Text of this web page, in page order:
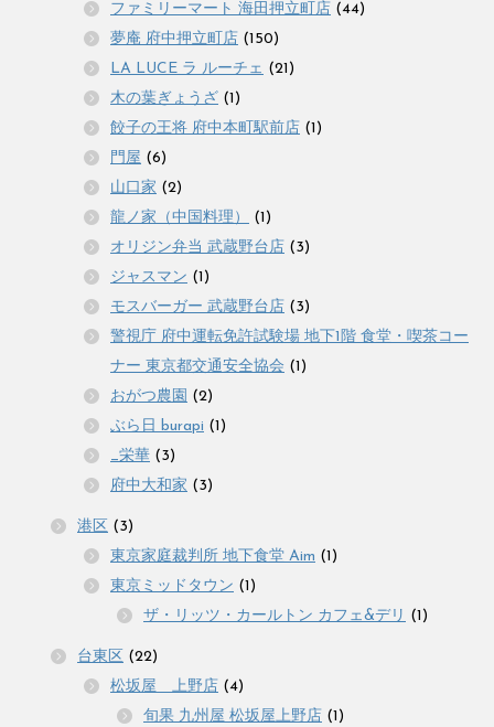
ファミリーマート 海田押立町店 (44)
夢庵 府中押立町店 (150)
LA LUCE ラ ルーチェ (21)
木の葉ぎょうざ (1)
餃子の王将 府中本町駅前店 (1)
門屋 (6)
山口家 (2)
龍ノ家（中国料理）
(1)
オリジン弁当 武蔵野台店 (3)
ジャスマン (1)
モスバーガー 武蔵野台店 (3)
警視庁 府中運転免許試験場 地下1階 食堂・喫茶コー
ナー 東京都交通安全協会 (1)
おがつ農園 (2)
ぶら日 burapi (1)
_栄華 (3)
府中大和家 (3)
港区 (3)
東京家庭裁判所 地下食堂 Aim (1)
東京ミッドタウン (1)
ザ・リッツ・カールトン カフェ&デリ (1)
台東区 (22)
松坂屋 上野店 (4)
旬果 九州屋 松坂屋上野店 (1)